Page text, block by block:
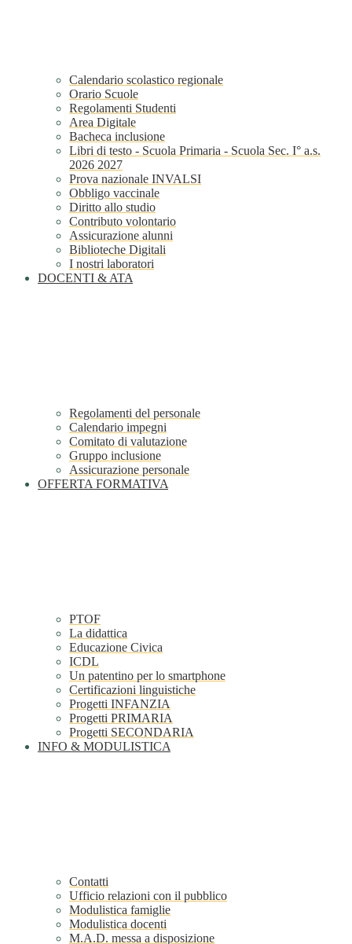
Calendario scolastico regionale
Orario Scuole
Regolamenti Studenti
Area Digitale
Bacheca inclusione
Libri di testo - Scuola Primaria - Scuola Sec. I° a.s.
2026 2027
Prova nazionale INVALSI
Obbligo vaccinale
Diritto allo studio
Contributo volontario
Assicurazione alunni
Biblioteche Digitali
I nostri laboratori
DOCENTI & ATA
Regolamenti del personale
Calendario impegni
Comitato di valutazione
Gruppo inclusione
Assicurazione personale
OFFERTA FORMATIVA
PTOF
La didattica
Educazione Civica
ICDL
Un patentino per lo smartphone
Certificazioni linguistiche
Progetti INFANZIA
Progetti PRIMARIA
Progetti SECONDARIA
INFO & MODULISTICA
Contatti
Ufficio relazioni con il pubblico
Modulistica famiglie
Modulistica docenti
M.A.D. messa a disposizione